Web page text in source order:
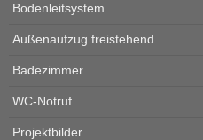
Bodenleitsystem
Außenaufzug freistehend
Badezimmer
WC-Notruf
Projektbilder